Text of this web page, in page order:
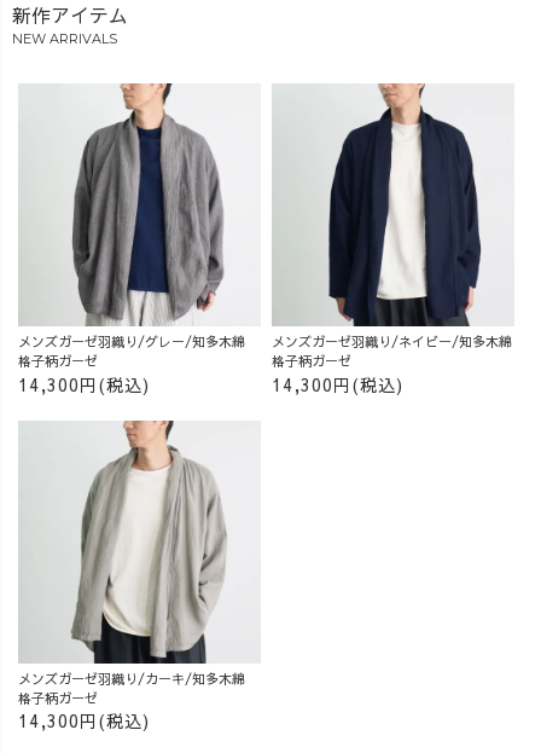
新作アイテム
NEW ARRIVALS
メンズガーゼ羽織り/グレー/知多木綿
格子柄ガーゼ
14,300円(税込)
メンズガーゼ羽織り/ネイビー/知多木綿
格子柄ガーゼ
14,300円(税込)
メンズガーゼ羽織り/カーキ/知多木綿
格子柄ガーゼ
14,300円(税込)